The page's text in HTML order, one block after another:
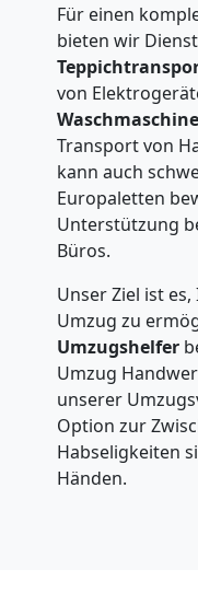
Für einen
bieten wir
von
Transport von
kann auch
Europaletten
Unterstützung
Büros.
Unser Ziel ist
Umzug zu
Umzugshelfer
Umzug
unserer
Option zur
Habseligkeiten
Händen.